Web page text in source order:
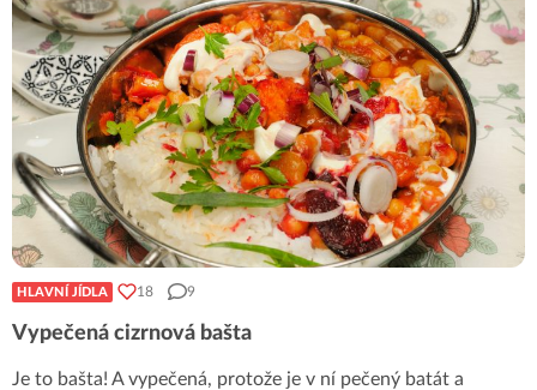
HLAVNÍ JÍDLA 18 9
Vypečená cizrnová bašta
Je to bašta! A vypečená, protože je v ní pečený batát a